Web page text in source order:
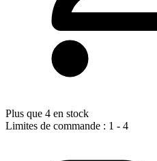
Plus que 4 en stock
Limites de commande : 1 - 4